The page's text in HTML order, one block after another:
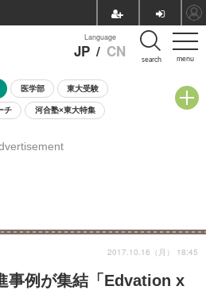
menu
Language
JP / CN search
医学部 東大受験
チ 河合塾×東大特集
学校説明会・相談会
事例が集結「Edvation x
2017.10.16（月） 18:45